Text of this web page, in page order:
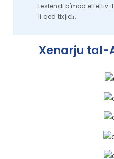
testendi b'mod effettiv
li qed tixjieħ.
Xenarju tal-